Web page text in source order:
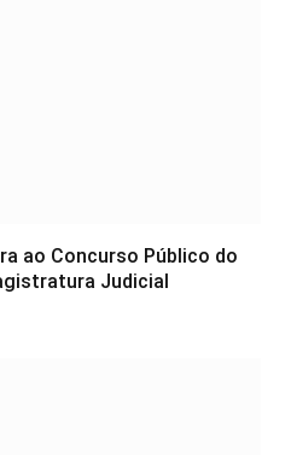
ao Concurso Público do
Judicial